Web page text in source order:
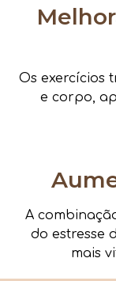
Os exercícios
e corpo,
A
do estresse
mais